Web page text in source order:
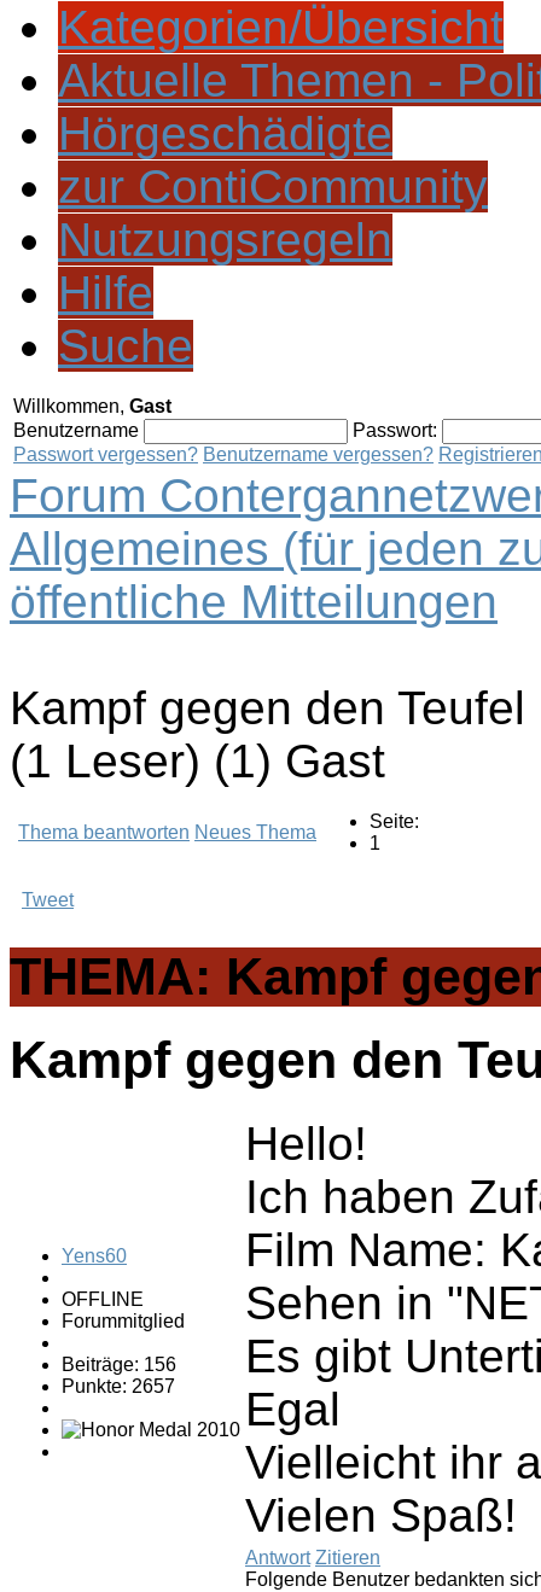
Kategorien/Übersicht
Aktuelle Themen -
Hörgeschädigte
zur ContiCommunity
Nutzungsregeln
Hilfe
Suche
Willkommen, Gast
Benutzername
Passwort:
Passwort vergessen? Benutzername vergessen?
Forum
Allgemeines (für jeden
öffentliche Mitteilungen
Kampf gegen den Teufel
(1 Leser) (1) Gast
Thema beantworten Neues Thema
Seite:
1
Tweet
THEMA: Kampf
Kampf gegen den
Yens60
OFFLINE
Forummitglied
Beiträge: 156
Punkte: 2657
Hello!
Ich haben
Film Name:
Sehen in
Es gibt
Egal
Vielleicht ihr
Vielen Spaß!
Antwort Zitieren
Folgende Benutzer bedankten